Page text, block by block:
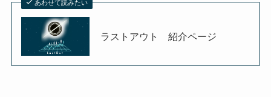
あわせて読みたい
ラストアウト 紹介ページ